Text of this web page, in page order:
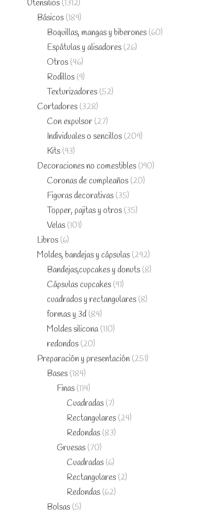
Utensilios (1312)
Básicos (189)
Boquillas, mangas y biberones (60)
Espátulas y alisadores (26)
Otros (46)
Rodillos (9)
Texturizadores (52)
Cortadores (328)
Con expulsor (27)
Individuales o sencillos (209)
Kits (93)
Decoraciones no comestibles (190)
Coronas de cumpleaños (20)
Figuras decorativas (35)
Topper, pajitas y otros (35)
Velas (101)
Libros (6)
Moldes, bandejas y cápsulas (292)
Bandejas,cupcakes y donuts (8)
Cápsulas cupcakes (91)
cuadrados y rectangulares (8)
formas y 3d (84)
Moldes silicona (110)
redondos (20)
Preparación y presentación (251)
Bases (184)
Finas (114)
Cuadradas (7)
Rectangulares (24)
Redondas (83)
Gruesas (70)
Cuadradas (6)
Rectangulares (2)
Redondas (62)
Bolsas (5)